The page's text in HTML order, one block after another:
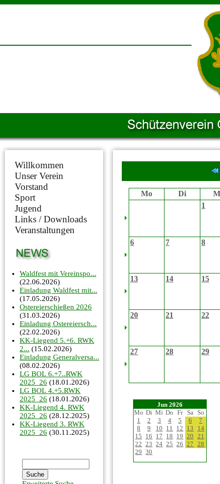
Willkommen
Unser Verein
Vorstand
Sport
Jugend
Links / Downloads
Veranstaltungen
Waldfest mit Vereinspo...
(22.06.2026)
Einladung Waldfest mit...
(17.05.2026)
Ostereierschießen 2026
(31.03.2026)
Einladung Ostereiersch...
(22.02.2026)
KK-Liegend 5.+6. RWK
2... (15.02.2026)
Einladung Generalversa...
(08.02.2026)
LG BOL 6.+7..RWK
2025_26 (18.01.2026)
LG BOL 4.+5.RWK
2025_26 (18.01.2026)
KK-Liegend 4. RWK
2025_26 (28.12.2025)
KK-Liegend 3. RWK
2025_26 (30.11.2025)
Mo Di
1
6 7 8
13 14 15
20 21 22
27 28 29
Jun 2026
Mo Di Mi Do Fr Sa So
1
2 3 4 5 6
7
8
9 10 11 12 13
14
15 16 17 18 19 20 21
22 23 24 25 26 27 28
29 30